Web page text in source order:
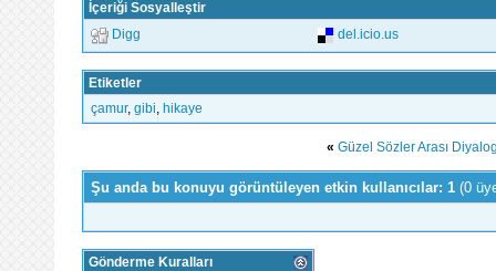
İçeriği Sosyalleştir
Digg del.icio.us
Etiketler
çamur, gibi hikaye
« Güzel Sözler Arası
Şu anda bu konuyu görüntüleyen etkin kullanıcılar: 1 (0
Gönderme Kuralları